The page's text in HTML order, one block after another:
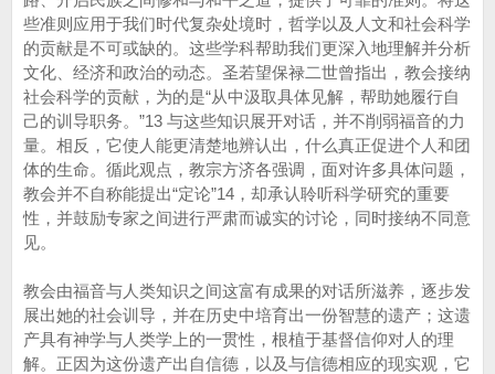
些准则应用于我们时代复杂处境时，哲学以及人文和社会科学
的贡献是不可或缺的。这些学科帮助我们更深入地理解并分析
文化、经济和政治的动态。圣若望保禄二世曾指出，教会接纳
社会科学的贡献，为的是“从中汲取具体见解，帮助她履行自
己的训导职务。”13 与这些知识展开对话，并不削弱福音的力
量。相反，它使人能更清楚地辨认出，什么真正促进个人和团
体的生命。循此观点，教宗方济各强调，面对许多具体问题，
教会并不自称能提出“定论”14，却承认聆听科学研究的重要
性，并鼓励专家之间进行严肃而诚实的讨论，同时接纳不同意
见。
教会由福音与人类知识之间这富有成果的对话所滋养，逐步发
展出她的社会训导，并在历史中培育出一份智慧的遗产；这遗
产具有神学与人类学上的一贯性，根植于基督信仰对人的理
解。正因为这份遗产出自信德，以及与信德相应的现实观，它